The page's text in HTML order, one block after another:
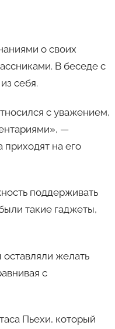
о своих
В беседе с
себя.
с уважением,
—
приходят на его
поддерживать
такие гаджеты,
желать
с
Пьехи, который